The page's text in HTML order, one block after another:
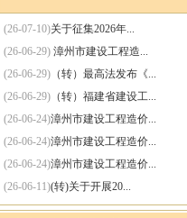
(26-07-10)关于征集2026年...
(26-06-29) 漳州市建设工程造...
(26-06-29) （转）最高法发布《...
(26-06-29) （转）福建省建设工...
(26-06-24)漳州市建设工程造价...
(26-06-24)漳州市建设工程造价...
(26-06-24)漳州市建设工程造价...
(26-06-11)(转)关于开展20...
(26-06-11)（转）漳州市住房和...